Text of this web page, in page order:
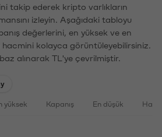
takip ederek kripto varlıkların
izleyin. Aşağıdaki tabloyu
değerlerini, en yüksek ve en
hacmini kolayca görüntüleyebilirsiniz.
alınarak TL'ye çevrilmiştir.
yüksek Kapanış En düşük